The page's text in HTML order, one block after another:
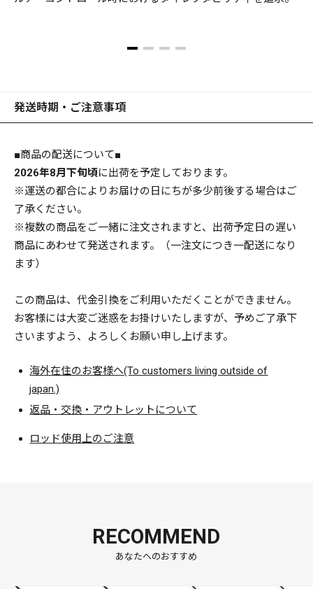
感を徹底軽減化、勝利へと導く痛快なゲームを約束するため
目指したのは、「最初の1本が、いきなりハイスペック」で
あることだった。
あまたあるバスロッドの中で、あなたが最後のゲームに挑む
その日まで、長く愛竿・相棒でいられるロッド。そんなユニ
バーサルなハイスペックを求めるならば、レヴァンテしかな
いだろう。
発送時期・ご注意事項
■商品の配送について■
2026年8月下旬頃に出荷を予定しております。
※運送の都合によりお届けの日にちが多少前後する場合はご
了承ください。
※複数の商品をご一緒に注文されますと、出荷予定日の遅い
商品にあわせて発送されます。（一注文につき一配送になり
ます）
この商品は、代金引換をご利用いただくことができません。
お客様には大変ご迷惑をお掛けいたしますが、予めご了承下
さいますよう、よろしくお願い申し上げます。
海外在住のお客様へ(To customers living outside of
japan.)
返品・交換・アウトレットについて
ロッド使用上のご注意
RECOMMEND
あなたへのおすすめ